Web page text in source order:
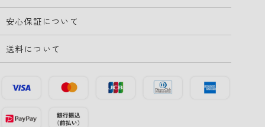
安心保証について
送料について